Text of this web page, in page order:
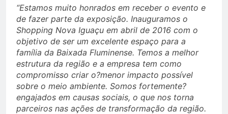
“Estamos muito honrados em receber o evento e
de fazer parte da exposição. Inauguramos o
Shopping Nova Iguaçu em abril de 2016 com o
objetivo de ser um excelente espaço para a
família da Baixada Fluminense. Temos a melhor
estrutura da região e a empresa tem como
compromisso criar o?menor impacto possível
sobre o meio ambiente. Somos fortemente?
engajados em causas sociais, o que nos torna
parceiros nas ações de transformação da região.